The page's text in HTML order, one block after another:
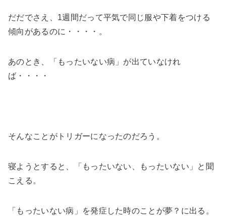
だだでさえ、1週間だって平気で同じ服や下着をつける
傾向があるのに・・・・。
あのとき、「もったいない病」が出ていなけれ
ば・・・・
そんなことがトリガーになったのだろう。
寝ようとすると、「もったいない、もったいない」と聞
こえる。
「もったいない病」を発症した時のことが夢？に出る。